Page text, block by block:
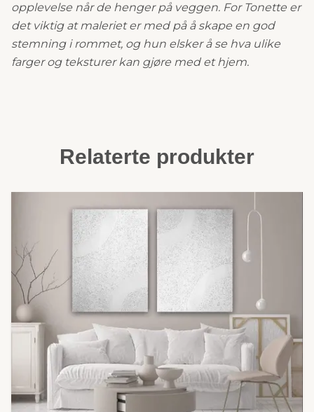
opplevelse når de henger på veggen. For Tonette er
det viktig at maleriet er med på å skape en god
stemning i rommet, og hun elsker å se hva ulike
farger og teksturer kan gjøre med et hjem.
Relaterte produkter